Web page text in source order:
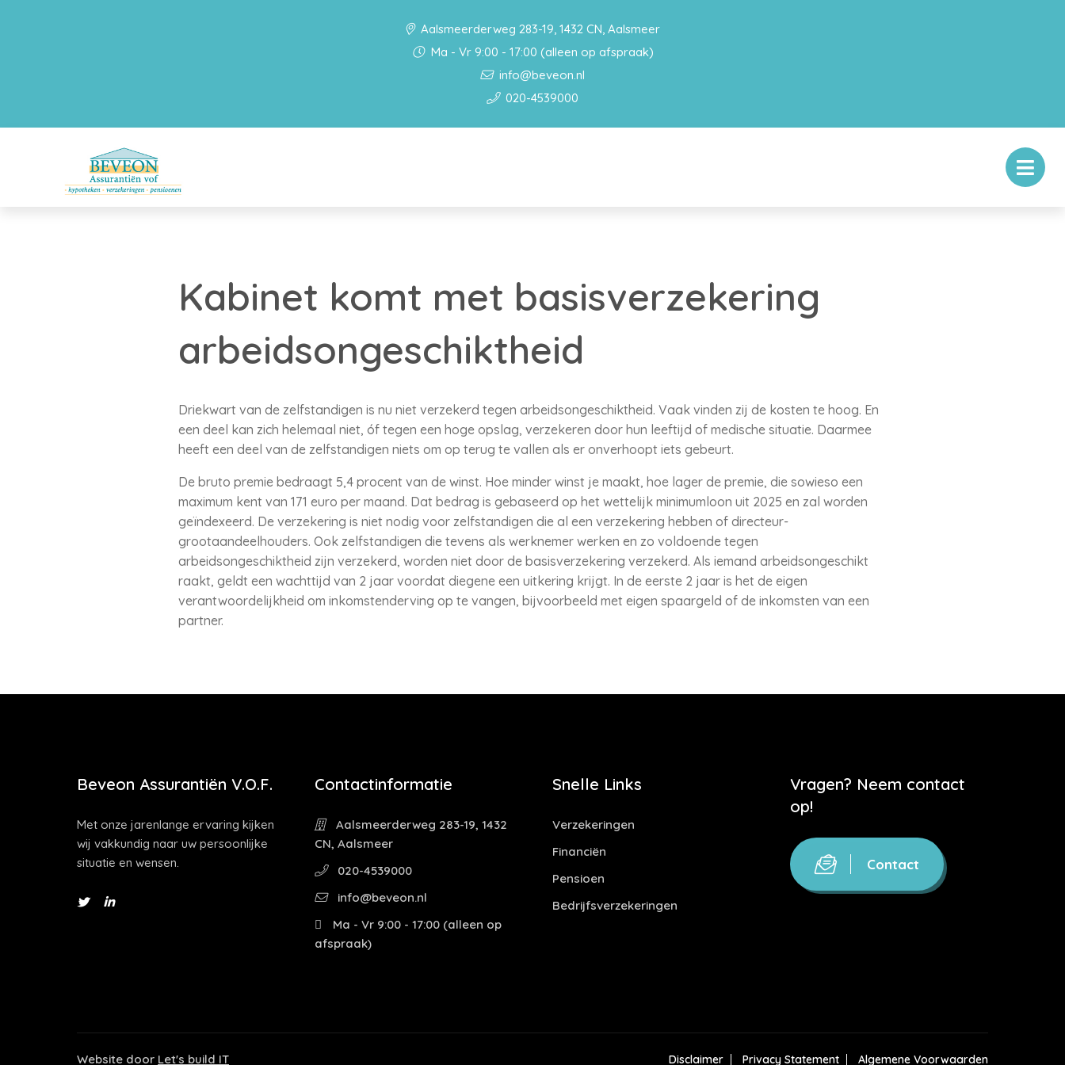
Aalsmeerderweg 283-19, 1432 CN, Aalsmeer
Ma - Vr 9:00 - 17:00 (alleen op afspraak)
info@beveon.nl
020-4539000
Kabinet komt met basisverzekering
arbeidsongeschiktheid
Driekwart van de zelfstandigen is nu niet verzekerd tegen arbeidsongeschiktheid. Vaak vinden zij de kosten te hoog. En
een deel kan zich helemaal niet, óf tegen een hoge opslag, verzekeren door hun leeftijd of medische situatie. Daarmee
heeft een deel van de zelfstandigen niets om op terug te vallen als er onverhoopt iets gebeurt.
De bruto premie bedraagt 5,4 procent van de winst. Hoe minder winst je maakt, hoe lager de premie, die sowieso een
maximum kent van 171 euro per maand. Dat bedrag is gebaseerd op het wettelijk minimumloon uit 2025 en zal worden
geïndexeerd. De verzekering is niet nodig voor zelfstandigen die al een verzekering hebben of directeur-
grootaandeelhouders. Ook zelfstandigen die tevens als werknemer werken en zo voldoende tegen
arbeidsongeschiktheid zijn verzekerd, worden niet door de basisverzekering verzekerd. Als iemand arbeidsongeschikt
raakt, geldt een wachttijd van 2 jaar voordat diegene een uitkering krijgt. In de eerste 2 jaar is het de eigen
verantwoordelijkheid om inkomstenderving op te vangen, bijvoorbeeld met eigen spaargeld of de inkomsten van een
partner.
Beveon Assurantiën V.O.F.
Met onze jarenlange ervaring kijken
wij vakkundig naar uw persoonlijke
situatie en wensen.
Contactinformatie
Aalsmeerderweg 283-19, 1432
CN, Aalsmeer
020-4539000
info@beveon.nl
Ma - Vr 9:00 - 17:00 (alleen op
afspraak)
Snelle Links
Verzekeringen
Financiën
Pensioen
Bedrijfsverzekeringen
Vragen? Neem contact
op!
Contact
Website door Let's build IT Disclaimer Privacy Statement Algemene Voorwaarden